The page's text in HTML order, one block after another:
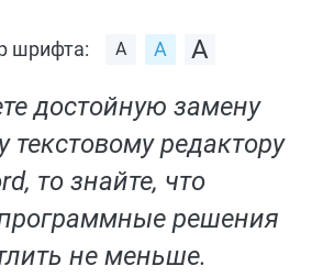
шрифта:
достойную замену
текстовому редактору
то знайте, что
решения
не меньше.